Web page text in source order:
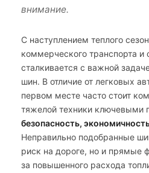
внимание.
С наступлением теплого
коммерческого транспорта и
сталкивается с важной
шин. В отличие от легковых
первом месте часто стоит
тяжелой техники ключевыми
безопасность,
Неправильно подобранные
риск на дороге, но и прямые
за повышенного расхода